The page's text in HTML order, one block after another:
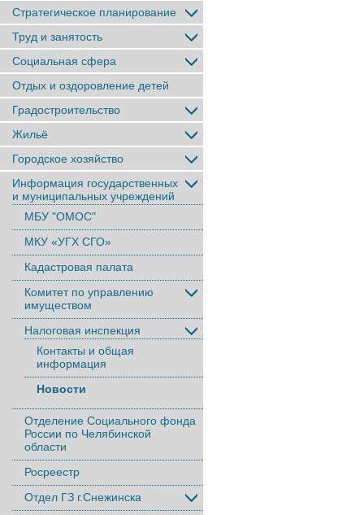
Стратегическое планирование
Труд и занятость
Социальная сфера
Отдых и оздоровление детей
Градостроительство
Жильё
Городское хозяйство
Информация государственных
и муниципальных учреждений
МБУ "ОМОС"
МКУ «УГХ СГО»
Кадастровая палата
Комитет по управлению
имуществом
Налоговая инспекция
Контакты и общая
информация
Новости
Отделение Социального фонда
России по Челябинской
области
Росреестр
Отдел ГЗ г.Снежинска